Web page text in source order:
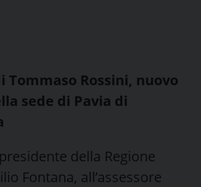
Tommaso Rossini, nuovo
sede di Pavia di
della Regione
Fontana, all’assessore